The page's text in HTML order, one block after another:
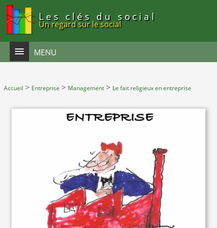
Les clés du social
Un regard sur le social
MENU
Accueil > Entreprise > Management > Le fait religieux en entreprise
Panneau de gestion des cookies